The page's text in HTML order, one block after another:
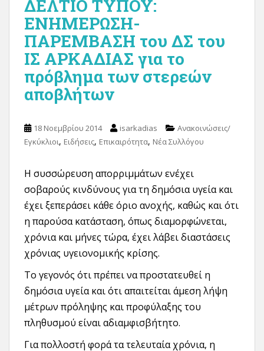
ΔΕΛΤΙΟ ΤΥΠΟΥ:
ΕΝΗΜΕΡΩΣΗ-
ΠΑΡΕΜΒΑΣΗ του ΔΣ του
ΙΣ ΑΡΚΑΔΙΑΣ για το
πρόβλημα των στερεών
αποβλήτων
18 Νοεμβρίου 2014 isarkadias
Ανακοινώσεις/
Εγκύκλιοι, Ειδήσεις, Επικαιρότητα, Νέα Συλλόγου
Η συσσώρευση απορριμμάτων ενέχει
σοβαρούς κινδύνους για τη δημόσια υγεία και
έχει ξεπεράσει κάθε όριο ανοχής, καθώς και ότι
η παρούσα κατάσταση, όπως διαμορφώνεται,
χρόνια και μήνες τώρα, έχει λάβει διαστάσεις
χρόνιας υγειονομικής κρίσης.
Το γεγονός ότι πρέπει να προστατευθεί η
δημόσια υγεία και ότι απαιτείται άμεση λήψη
μέτρων πρόληψης και προφύλαξης του
πληθυσμού είναι αδιαμφισβήτητο.
Για πολλοστή φορά τα τελευταία χρόνια, η